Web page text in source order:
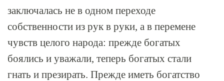
заключалась не в одном переходе
собственности из рук в руки, а в перемене
чувств целого народа: прежде богатых
боялись и уважали, теперь богатых стали
гнать и презирать. Прежде иметь богатство